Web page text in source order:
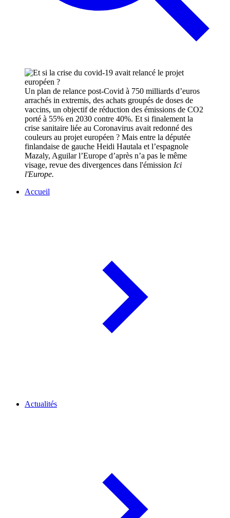
Un plan de relance post-Covid à 750 milliards d’euros
arrachés in extremis, des achats groupés de doses de
vaccins, un objectif de réduction des émissions de CO2
porté à 55% en 2030 contre 40%. Et si finalement la
crise sanitaire liée au Coronavirus avait redonné des
couleurs au projet européen ? Mais entre la députée
finlandaise de gauche Heidi Hautala et l’espagnole
Mazaly, Aguilar l’Europe d’après n’a pas le même
visage, revue des divergences dans l'émission Ici
l'Europe.
Accueil
Actualités